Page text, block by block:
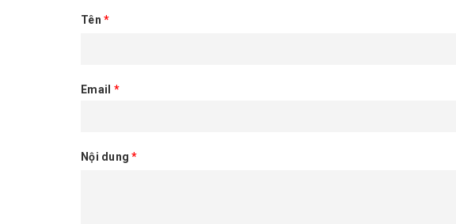
Tên *
Email *
Nội dung*